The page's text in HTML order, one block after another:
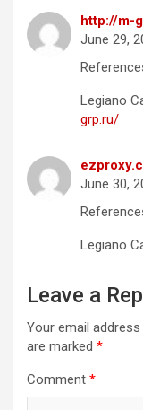
http://m-
June 29,
Legiano
grp.ru/
June 30,
Legiano
Leave a
Your email address
are marked *
Comment *